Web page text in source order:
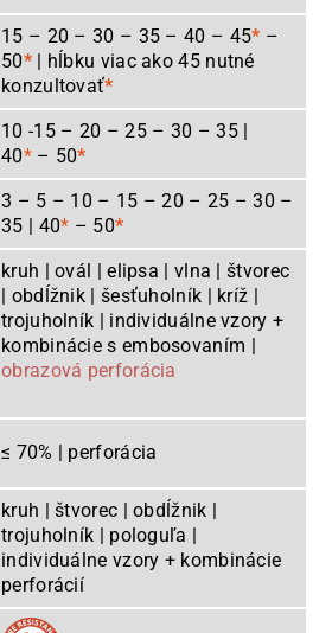
15 – 20 – 30 – 35 – 40 – 45* –
50*| hĺbku viac ako 45 nutné
konzultovať*
10 -15 – 20 – 25 – 30 – 35 |
40*– 50*
3 – 5 – 10 – 15 – 20 – 25 – 30 –
35 | 40* – 50*
kruh | ovál | elipsa | vlna | štvorec
| obdĺžnik | šesťuholník | kríž |
trojuholník | individuálne vzory +
kombinácie s embosovaním |
obrazová perforácia
≤ 70% | perforácia
kruh | štvorec | obdĺžnik |
trojuholník | pologuľa |
individuálne vzory + kombinácie
perforácií